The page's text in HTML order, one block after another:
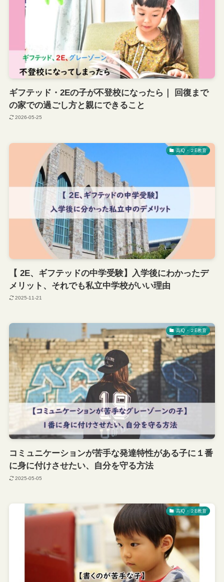
ギフテッド・2Eの子が不登校になったら｜ 回復まで
の家での過ごし方と親にできること
2026-05-25
高IQ・２E教育
【 2E、ギフテッドの中学受験】入学後にわかったデ
メリット、それでも私立中学校がいい理由
2025-11-21
高IQ・２E教育
コミュニケーションが苦手な発達特性がある子に１番
に身に付けさせたい、自分を守る方法
2025-05-05
高IQ・２E教育